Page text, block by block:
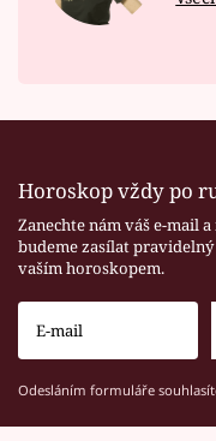
Horoskop vždy po
Zanechte nám váš e-mail
budeme zasílat
vaším horoskopem.
Odesláním formuláře